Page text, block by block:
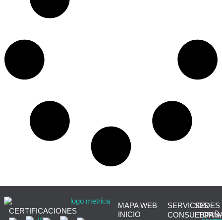
CERTIFICACIONES
MAPA WEB
INICIO
SERVICIOS
CONSULTORÍA
SEDES